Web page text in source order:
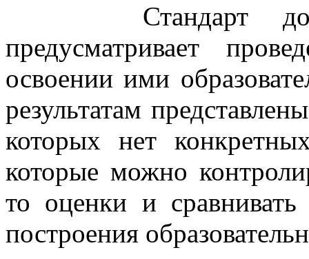
Стандарт
предусматривает
освоении ими
результатам
которых нет
которые можно
то оценки и
построения